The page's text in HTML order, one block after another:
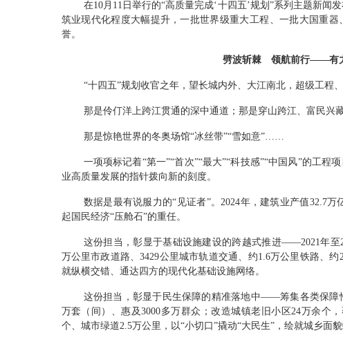
在10月 11 日 举行的“高质量完成‘十四五’规划 ”系列主题新闻
筑业现代化程度大幅提升，一批世界级重大工程、一批大国重器
誉。
劈波斩棘 领航前行——有
“十四五”规划收官之年，望长城内外、大江南北，超级工程
那是伶仃洋上跨江贯通的深中通道；那是穿山跨江、富民兴
那是惊艳世界的冬奥场馆“冰丝带”“雪如意”……
一项项标记着“第一”“首次”“最大”“科技感”“中国风”的工程
业高质量发展的指针拨向新的刻度。
数据是最有说服力的“ 见证者”。2024年，建筑业产值32.7万
起国民经济“压舱石”的重任。
这份担当，彰显于基础设施建设的跨越式推进——2021年至
万公里市政道路、3429公里城市轨道交通、约1.6万公里 铁路、约
就纵横交错、通达四方的现代化基础设施网络。
这份担当，彰显于民生保障的精准落地中——筹集各类保障
万套（间）、惠及3000多万群众；改造城镇老旧小区24万余个，
个、城市绿道2.5万公里 ，以“小切口 ”撬动“大民生”，绘就城乡面貌